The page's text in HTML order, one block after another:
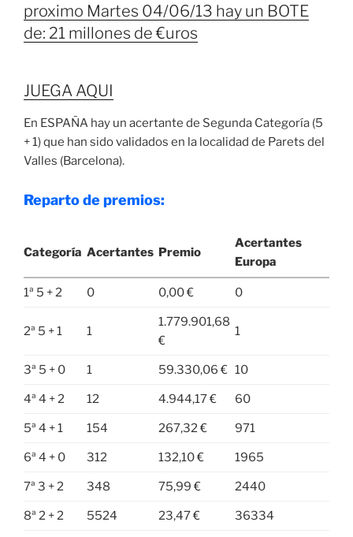
proximo Martes 04/06/13 hay un BOTE
de: 21 millones de €uros
JUEGA AQUI
En ESPAÑA hay un acertante de Segunda Categoría (5
+ 1) que han sido validados en la localidad de Parets del
Valles (Barcelona).
Reparto de premios:
Categoría Acertantes Premio
Acertantes
Europa
1ª 5 + 2 0 0,00 € 0
2ª 5 + 1 1
1.779.901,68
€
1
3ª 5 + 0 1 59.330,06 € 10
4ª 4 + 2 12 4.944,17 € 60
5ª 4 + 1 154 267,32 € 971
6ª 4 + 0 312 132,10 € 1965
7ª 3 + 2 348 75,99 € 2440
8ª 2 + 2 5524 23,47 € 36334